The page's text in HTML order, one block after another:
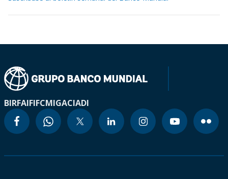
BIRFAIFIFCMIGACIADI